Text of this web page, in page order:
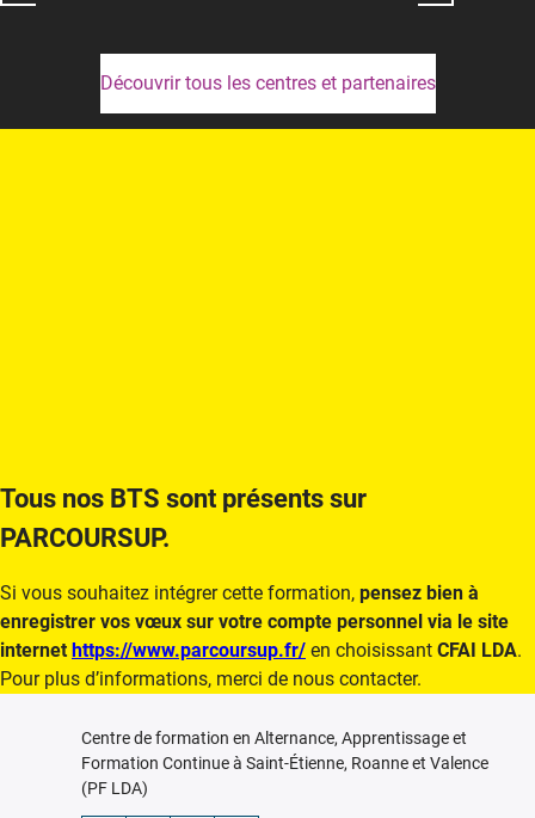
Découvrir tous les centres et partenaires
Tous nos BTS sont présents sur
PARCOURSUP.
Si vous souhaitez intégrer cette formation, pensez bien à
enregistrer vos vœux sur votre compte personnel via le site
internet https://www.parcoursup.fr/ en choisissant CFAI LDA.
Pour plus d’informations, merci de nous contacter.
Centre de formation en Alternance, Apprentissage et
Formation Continue à Saint-Étienne, Roanne et Valence
(PF LDA)